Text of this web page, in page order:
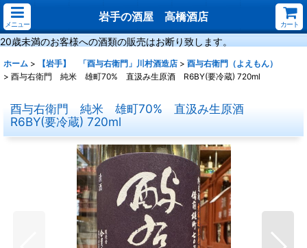
メニュー
岩手の酒屋 高橋酒店
カート
20歳未満のお客様への酒類の販売はお断り致します。
ホーム > 【岩手】 「酉与右衛門」川村酒造店 > 酉与右衛門（よえもん）
> 酉与右衛門 純米 雄町70% 直汲み生原酒 R6BY(要冷蔵) 720ml
酉与右衛門 純米 雄町70% 直汲み生原酒
R6BY(要冷蔵) 720ml